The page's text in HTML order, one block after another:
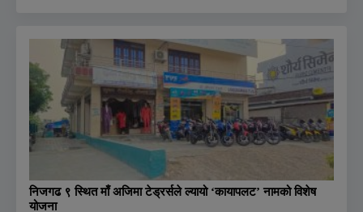
निजगढ ९ स्थित माँ अजिमा टेड्रर्सले ल्यायो ‘कायापलट’ नामको विशेष
योजना